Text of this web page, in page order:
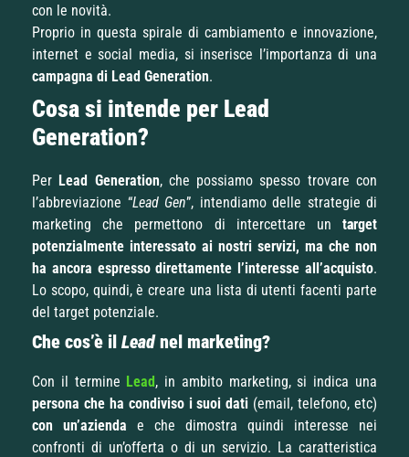
con le novità.
Proprio in questa spirale di cambiamento e innovazione,
internet e social media, si inserisce l’importanza di una
campagna di Lead Generation.
Cosa si intende per Lead
Generation?
Per Lead Generation, che possiamo spesso trovare con
l’abbreviazione “Lead Gen”, intendiamo delle strategie di
marketingche permettono di intercettare untarget
potenzialmente interessato ai nostri servizi, ma che non
ha ancora espresso direttamente l’interesse all’acquisto.
Lo scopo, quindi, è creare una lista di utenti facenti parte
del target potenziale.
Che cos’è il Leadnel marketing?
Con il termine Lead, in ambito marketing,si indica una
persona che ha condiviso i suoi dati (email, telefono, etc)
con un’azienda e che dimostra quindi interesse nei
confronti di un’offerta o di un servizio. La caratteristica